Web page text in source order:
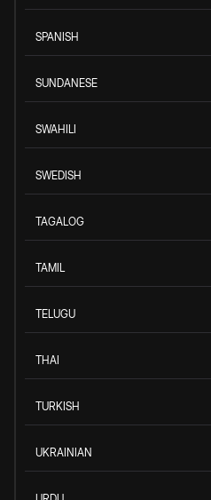
SPANISH
SUNDANESE
SWAHILI
SWEDISH
TAGALOG
TAMIL
TELUGU
THAI
TURKISH
UKRAINIAN